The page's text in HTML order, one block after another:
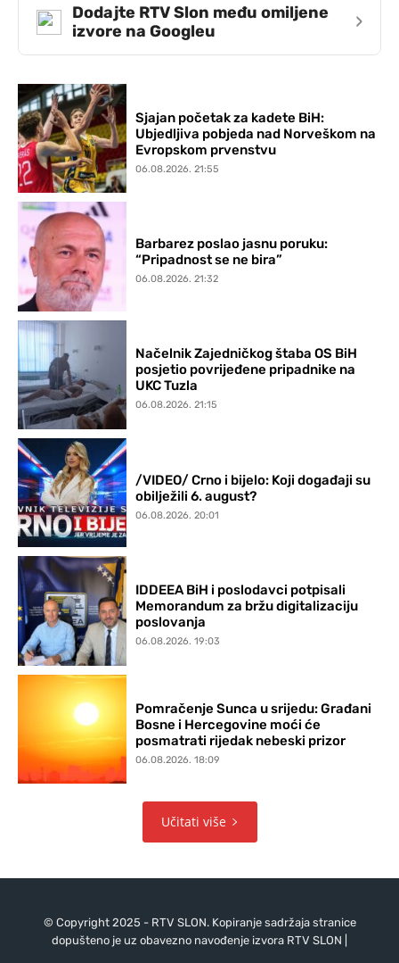
Dodajte RTV Slon među omiljene
izvore na Googleu
›
Sjajan početak za kadete BiH:
Ubjedljiva pobjeda nad Norveškom na
Evropskom prvenstvu
06.08.2026. 21:55
Barbarez poslao jasnu poruku:
“Pripadnost se ne bira”
06.08.2026. 21:32
Načelnik Zajedničkog štaba OS BiH
posjetio povrijeđene pripadnike na
UKC Tuzla
06.08.2026. 21:15
/VIDEO/ Crno i bijelo: Koji događaji su
obilježili 6. august?
06.08.2026. 20:01
IDDEEA BiH i poslodavci potpisali
Memorandum za bržu digitalizaciju
poslovanja
06.08.2026. 19:03
Pomračenje Sunca u srijedu: Građani
Bosne i Hercegovine moći će
posmatrati rijedak nebeski prizor
06.08.2026. 18:09
Učitati više
© Copyright 2025 - RTV SLON. Kopiranje sadržaja stranice
dopušteno je uz obavezno navođenje izvora RTV SLON |